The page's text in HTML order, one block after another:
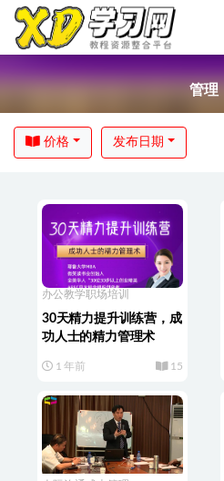
管理
价格 发布日期
办公教学职场培训
30天精力提升训练营，成
功人士的精力管理术
1 年前 15